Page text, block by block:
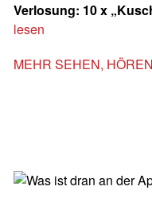
Verlosung: 10 x
lesen
MEHR SEHEN,